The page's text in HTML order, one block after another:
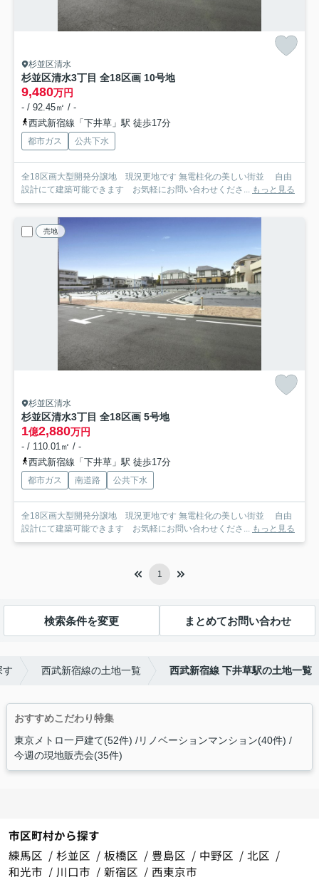
杉並区清水
杉並区清水3丁目 全18区画 10号地
9,480万円
- / 92.45㎡ / -
西武新宿線「下井草」駅 徒歩17分
都市ガス 公共下水
全18区画大型開発分譲地 現況更地です 無電柱化の美しい街並 自由
設計にて建築可能できます お気軽にお問い合わせくださ... もっと見る
売地
杉並区清水
杉並区清水3丁目 全18区画 5号地
1億2,880万円
- / 110.01㎡ / -
西武新宿線「下井草」駅 徒歩17分
都市ガス 南道路 公共下水
全18区画大型開発分譲地 現況更地です 無電柱化の美しい街並 自由
設計にて建築可能できます お気軽にお問い合わせくださ... もっと見る
1
検索条件を変更 まとめてお問い合わせ
す 西武新宿線の土地一覧 西武新宿線 下井草駅の土地一覧
おすすめこだわり特集
東京メトロ一戸建て(52件) リノベーションマンション(40件)
今週の現地販売会(35件)
市区町村から探す
練馬区
杉並区 板橋区 豊島区 中野区
北区
和光市
川口市 新宿区
西東京市